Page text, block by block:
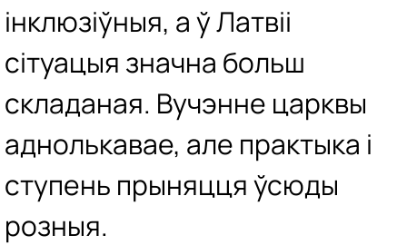
інклюзіўныя, а ў Латвіі
сітуацыя значна больш
складаная. Вучэнне царквы
аднолькавае, але практыка і
ступень прыняцця ўсюды
розныя.